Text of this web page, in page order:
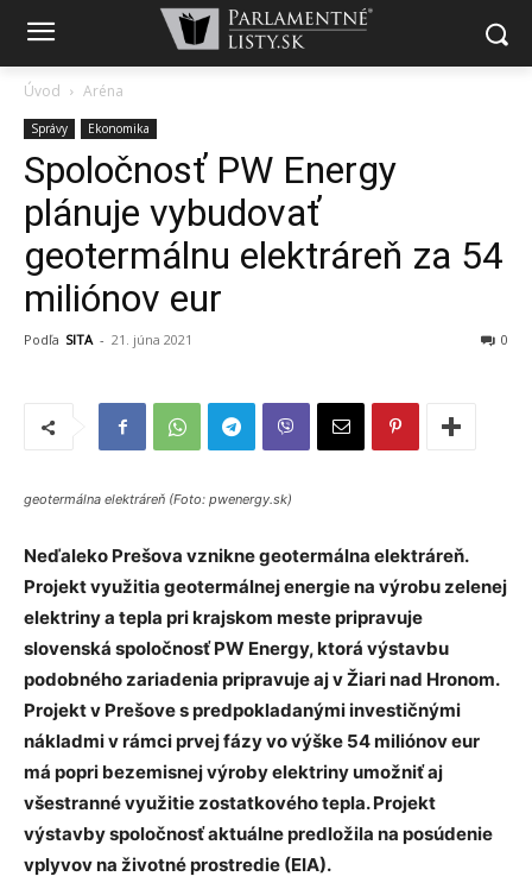
Úvod Aréna
Správy Ekonomika
Spoločnosť PW Energy
plánuje vybudovať
geotermálnu elektráreň za 54
miliónov eur
Podľa SITA - 21. júna 2021 0
geotermálna elektráreň (Foto: pwenergy.sk)
Neďaleko Prešova vznikne geotermálna elektráreň.
Projekt využitia geotermálnej energie na výrobu zelenej
elektriny a tepla pri krajskom meste pripravuje
slovenská spoločnosť PW Energy, ktorá výstavbu
podobného zariadenia pripravuje aj v Žiari nad Hronom.
Projekt v Prešove s predpokladanými investičnými
nákladmi v rámci prvej fázy vo výške 54 miliónov eur
má popri bezemisnej výroby elektriny umožniť aj
všestranné využitie zostatkového tepla. Projekt
výstavby spoločnosť aktuálne predložila na posúdenie
vplyvov na životné prostredie (EIA).